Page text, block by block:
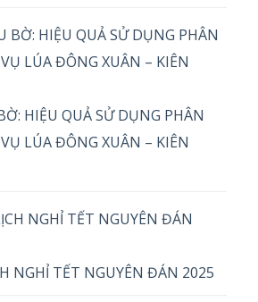
HIỆU QUẢ SỬ DỤNG PHÂN
LÚA ĐÔNG XUÂN – KIÊN
NGHỈ TẾT NGUYÊN ĐÁN 2025